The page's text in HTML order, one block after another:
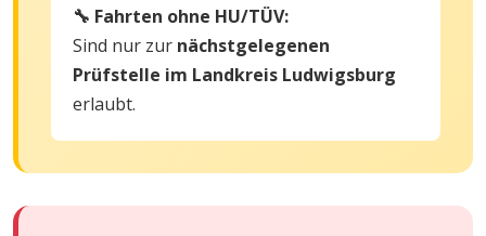
🔧 Fahrten ohne HU/TÜV:
Sind nur zur nächstgelegenen
Prüfstelle im Landkreis Ludwigsburg
erlaubt.